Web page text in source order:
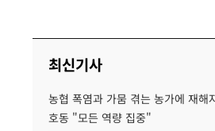
최신기사
농협 폭염과 가뭄 겪는 농가에 재해
호동 "모든 역량 집중"